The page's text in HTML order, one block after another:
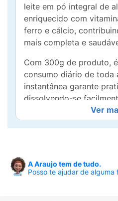
leite em pó integral de
enriquecido com
ferro e cálcio,
mais completa e
Com 300g de produto,
consumo diário de toda
instantânea garante
dissolvendo-se
Zero Lactose Integral é
para quem busca
Ver
A Araujo tem de tudo.
Posso te ajudar de alguma